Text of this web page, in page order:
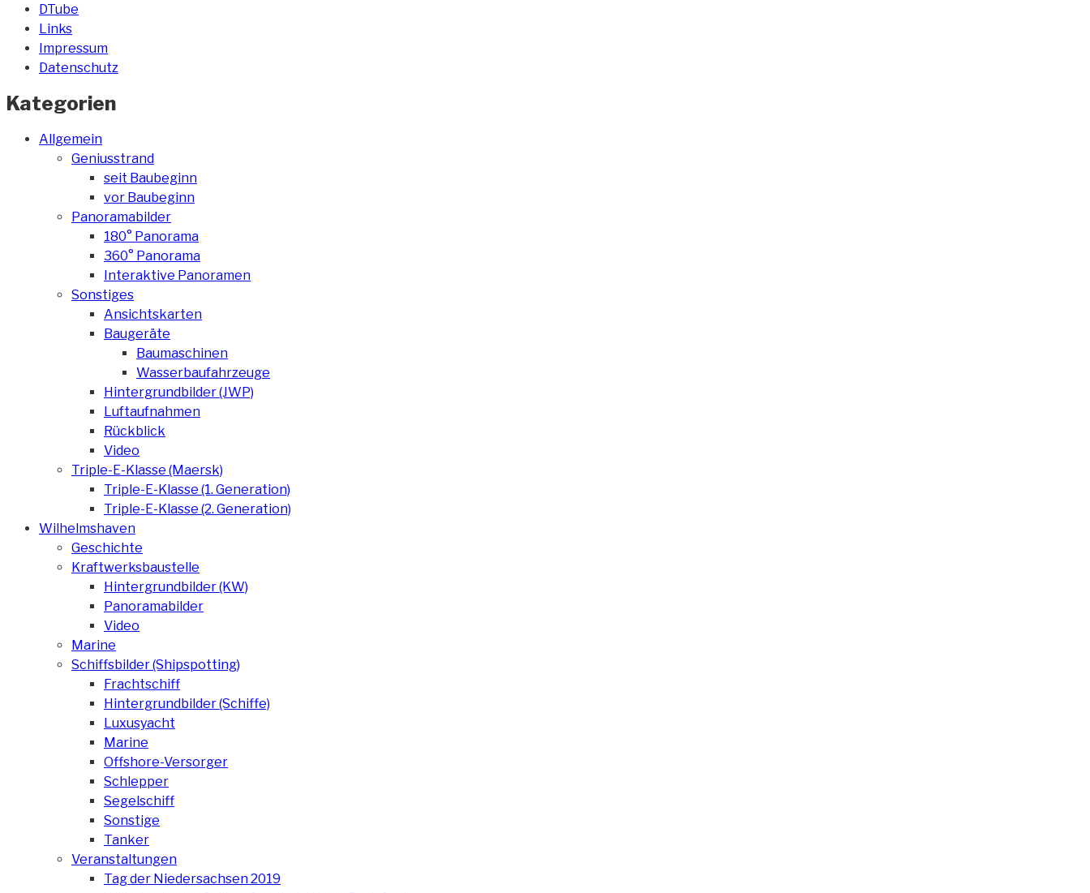
DTube
Links
Impressum
Datenschutz
Kategorien
Allgemein
Geniusstrand
seit Baubeginn
vor Baubeginn
Panoramabilder
180° Panorama
360° Panorama
Interaktive Panoramen
Sonstiges
Ansichtskarten
Baugeräte
Baumaschinen
Wasserbaufahrzeuge
Hintergrundbilder (JWP)
Luftaufnahmen
Rückblick
Video
Triple-E-Klasse (Maersk)
Triple-E-Klasse (1. Generation)
Triple-E-Klasse (2. Generation)
Wilhelmshaven
Geschichte
Kraftwerksbaustelle
Hintergrundbilder (KW)
Panoramabilder
Video
Marine
Schiffsbilder (Shipspotting)
Frachtschiff
Hintergrundbilder (Schiffe)
Luxusyacht
Marine
Offshore-Versorger
Schlepper
Segelschiff
Sonstige
Tanker
Veranstaltungen
Tag der Niedersachsen 2019